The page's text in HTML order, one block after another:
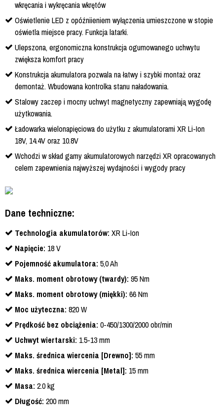
wkręcania i wykręcania wkrętów
Oświetlenie LED z opóźniieniem wyłączenia umieszczone w stopie
oświetla miejsce pracy. Funkcja latarki.
Ulepszona, ergonomiczna konstrukcja ogumowanego uchwytu
zwiększa komfort pracy
Konstrukcja akumulatora pozwala na łatwy i szybki montaż oraz
demontaż. Wbudowana kontrolka stanu naładowania.
Stalowy zaczep i mocny uchwyt magnetyczny zapewniają wygodę
użytkowania.
Ładowarka wielonapięciowa do użytku z akumulatorami XR Li-Ion
18V, 14.4V oraz 10.8V
Wchodzi w skład gamy akumulatorowych narzędzi XR opracowanych
celem zapewnienia najwyższej wydajności i wygody pracy
Dane techniczne:
Technologia akumulatorów: XR Li-Ion
Napięcie: 18 V
Pojemność akumulatora: 5,0 Ah
Maks. moment obrotowy (twardy): 95 Nm
Maks. moment obrotowy (miękki): 66 Nm
Moc użyteczna: 820 W
Prędkość bez obciążenia: 0-450/1300/2000 obr/min
Uchwyt wiertarski: 1.5-13 mm
Maks. średnica wiercenia [Drewno]: 55 mm
Maks. średnica wiercenia [Metal]: 15 mm
Masa: 2.0 kg
Długość: 200 mm